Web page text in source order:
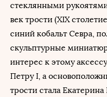
стеклянными
век трости (XIX
синий кобальт Севра,
скульптурные
интерес к этому
Петру I, а
трости стала